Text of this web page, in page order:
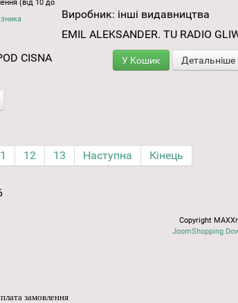
(від 10 до
CISNA
Виробник: інші видавництва
EMIL ALEKSANDER. TU RADIO
У Кошик Детальніше
12 13 Наступна Кінець
Copyright
JoomShopping
замовлення